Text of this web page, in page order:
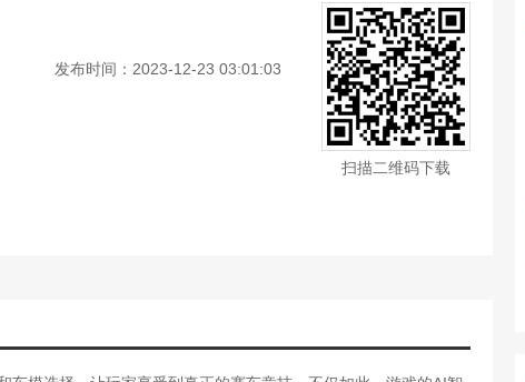
发布时间：2023-12-23 03:01:03
扫描二维码下载